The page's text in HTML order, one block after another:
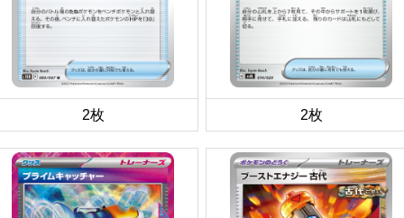
2枚 2枚